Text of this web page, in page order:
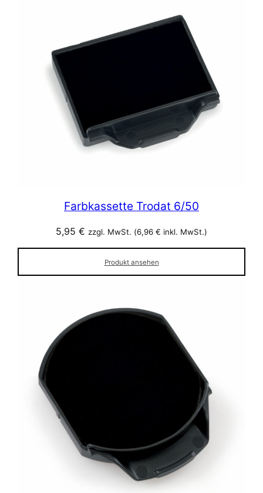
Farbkassette Trodat 6/50
5,95 € zzgl. MwSt. (6,96 € inkl. MwSt.)
Produkt ansehen